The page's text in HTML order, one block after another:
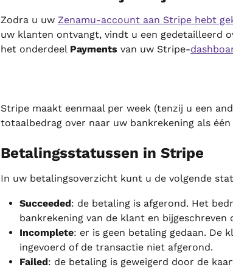
Zodra u uw Zenamu-account aan Stripe hebt
uw klanten ontvangt, vindt u een gedetailleerd
het onderdeel Payments van uw Stripe-
Stripe maakt eenmaal per week (tenzij u een
totaalbedrag over naar uw bankrekening als
Betalingsstatussen in Stripe
In uw betalingsoverzicht kunt u de volgende
Succeeded: de betaling is afgerond. Het
bankrekening van de klant en bijgeschreven
Incomplete: er is geen betaling gedaan. De
ingevoerd of de transactie niet afgerond.
Failed: de betaling is geweigerd door de